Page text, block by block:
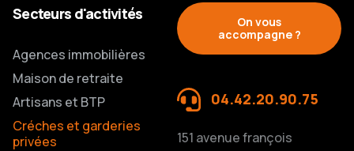
Secteurs d'activités
Agences immobilières
Maison de retraite
Artisans et BTP
Créches et garderies
privées
On vous
accompagne ?
04.42.20.90.75
151 avenue françois